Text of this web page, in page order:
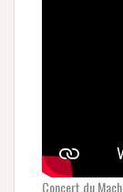
Concert du